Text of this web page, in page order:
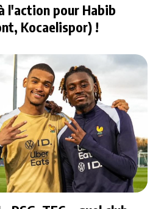
l'action pour Habib
Kocaelispor) !